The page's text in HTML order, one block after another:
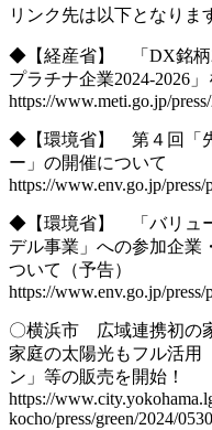
リンク先は以下となりま
◆【経産省】 「DX銘柄
プラチナ企業2024-2026
https://www.meti.go.jp/
◆【環境省】 第４回「
ー」の開催について
https://www.env.go.jp/press/
◆【環境省】 「バリュ
デル事業」への参加企業
ついて（予告）
https://www.env.go.jp/press/
〇横浜市 広域連携初の
家庭の太陽光もフル活
ン」等の販売を開始！
https://
kocho/press/green/2024/